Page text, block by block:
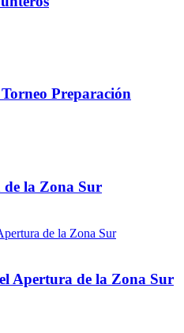
Preparación
la Zona Sur
Apertura de la Zona Sur